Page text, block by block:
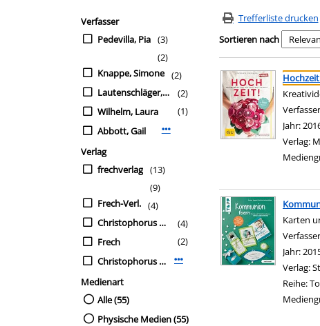
Suchfilter
Zur Trefferliste springen
Verfasser
Pedevilla, Pia (3)
Knappe, Simone
(2)
Lautenschläger, Stefanie
(2)
Wilhelm, Laura
(2)
Abbott, Gail
(1)
Mehr Verfasser-Filter anzeigen
Verlag
frechverlag (13)
Frech-Verl.
(9)
Christophorus Verlag
(4)
Frech
(4)
Christophorus Verl.
(2)
Mehr Verlag-Filter anzeigen
Medienart
Alle (55)
Physische Medien (55)
Trefferliste drucken
Sortieren nach
Suchergebnis
Zu den Suchfiltern
Jahr:
Verlag:
Karten
Jahr:
Verlag:
Reihe: